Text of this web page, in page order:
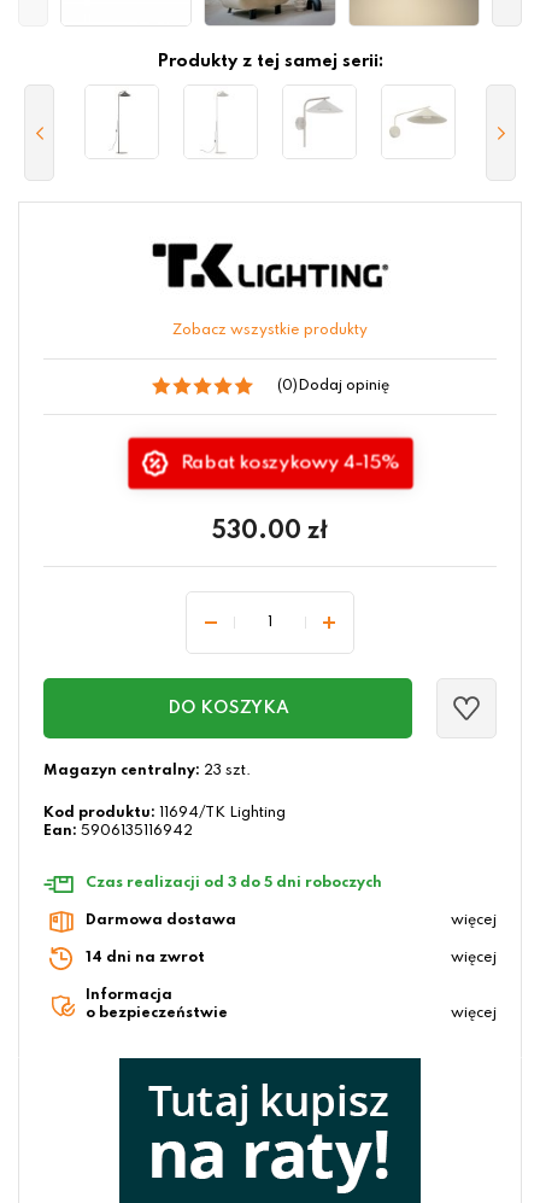
Produkty z tej samej serii:
Zobacz wszystkie produkty
(0) Dodaj opinię
Rabat koszykowy 4-15%
530.00 zł
DO KOSZYKA
Magazyn centralny: 23 szt.
Kod produktu:
11694/TK Lighting
Ean: 5906135116942
Czas realizacji od 3 do 5 dni roboczych
Darmowa dostawa więcej
14 dni na zwrot więcej
Informacja
o bezpieczeństwie
więcej